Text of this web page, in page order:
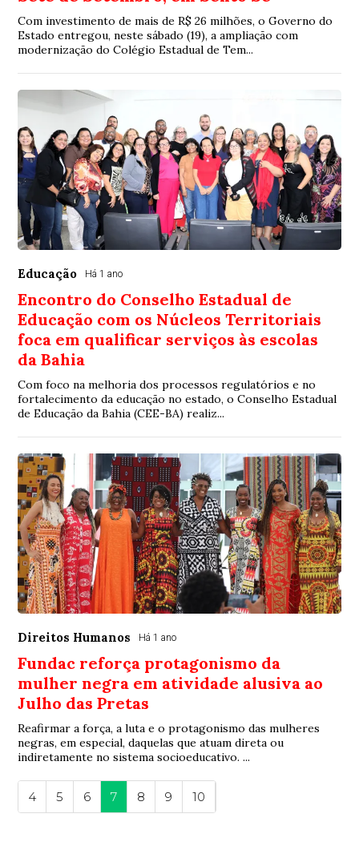
Com investimento de mais de R$ 26 milhões, o Governo do
Estado entregou, neste sábado (19), a ampliação com
modernização do Colégio Estadual de Tem...
Educação Há 1 ano
Encontro do Conselho Estadual de
Educação com os Núcleos Territoriais
foca em qualificar serviços às escolas
da Bahia
Com foco na melhoria dos processos regulatórios e no
fortalecimento da educação no estado, o Conselho Estadual
de Educação da Bahia (CEE-BA) realiz...
Direitos Humanos Há 1 ano
Fundac reforça protagonismo da
mulher negra em atividade alusiva ao
Julho das Pretas
Reafirmar a força, a luta e o protagonismo das mulheres
negras, em especial, daquelas que atuam direta ou
indiretamente no sistema socioeducativo. ...
4 5 6 7 8 9 10